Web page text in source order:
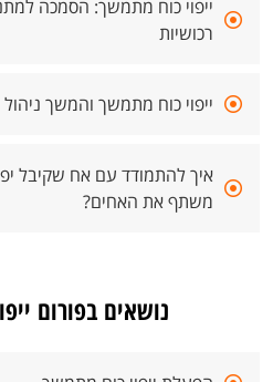
ייפוי כוח מתמשך: הסמכה
רכושיות
ייפוי כוח מתמשך והמשך
איך להתמודד עם אח שקיבל
משתף את האחים?
נושאים בפורום